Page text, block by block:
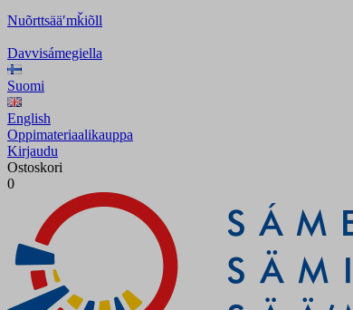
Nuõrttsääʹmǩiõll
Davvisámegiella
Suomi
English
Oppimateriaalikauppa
Kirjaudu
Ostoskori
0